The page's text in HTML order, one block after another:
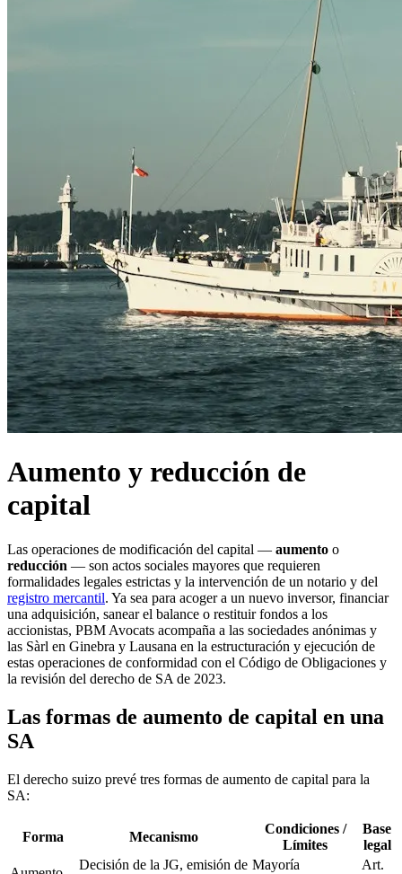
Aumento y reducción de
capital
Las operaciones de modificación del capital — aumento o
reducción — son actos sociales mayores que requieren
formalidades legales estrictas y la intervención de un notario y del
registro mercantil. Ya sea para acoger a un nuevo inversor, financiar
una adquisición, sanear el balance o restituir fondos a los
accionistas, PBM Avocats acompaña a las sociedades anónimas y
las Sàrl en Ginebra y Lausana en la estructuración y ejecución de
estas operaciones de conformidad con el Código de Obligaciones y
la revisión del derecho de SA de 2023.
Las formas de aumento de capital en una
SA
El derecho suizo prevé tres formas de aumento de capital para la
SA:
Forma Mecanismo
Condiciones /
Límites
Base
legal
Decisión de la JG, emisión de Mayoría
Art.